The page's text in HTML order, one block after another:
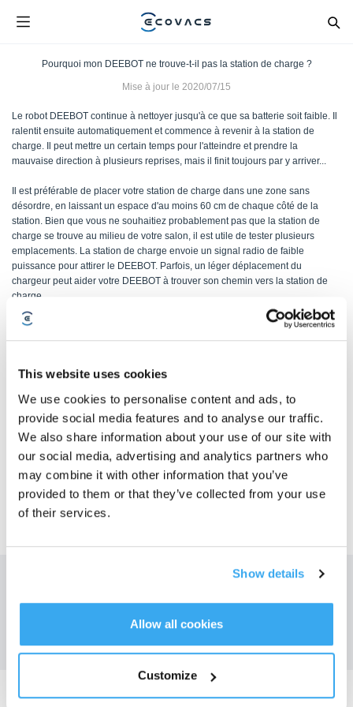
This website uses cookies
We use cookies to personalise content and ads, to
provide social media features and to analyse our traffic.
We also share information about your use of our site with
our social media, advertising and analytics partners who
may combine it with other information that you’ve
provided to them or that they’ve collected from your use
of their services.
Show details
Allow all cookies
Customize
Pourquoi mon DEEBOT ne trouve-t-il pas la station de charge ?
Mise à jour le 2020/07/15
Le robot DEEBOT continue à nettoyer jusqu'à ce que sa batterie soit faible. Il
ralentit ensuite automatiquement et commence à revenir à la station de
charge. Il peut mettre un certain temps pour l'atteindre et prendre la
mauvaise direction à plusieurs reprises, mais il finit toujours par y arriver...
Il est préférable de placer votre station de charge dans une zone sans
désordre, en laissant un espace d'au moins 60 cm de chaque côté de la
station. Bien que vous ne souhaitiez probablement pas que la station de
charge se trouve au milieu de votre salon, il est utile de tester plusieurs
emplacements. La station de charge envoie un signal radio de faible
puissance pour attirer le DEEBOT. Parfois, un léger déplacement du
chargeur peut aider votre DEEBOT à trouver son chemin vers la station de
charge.
Si vous le souhaitez, l'application permet de renvoyer votre DEEBOT à la
station de charge de manière anticipée. Pour cela, appuyez sur la touche
DEEBOT cesse alors d'aspirer et retourne à la station de charge.
OUI NON